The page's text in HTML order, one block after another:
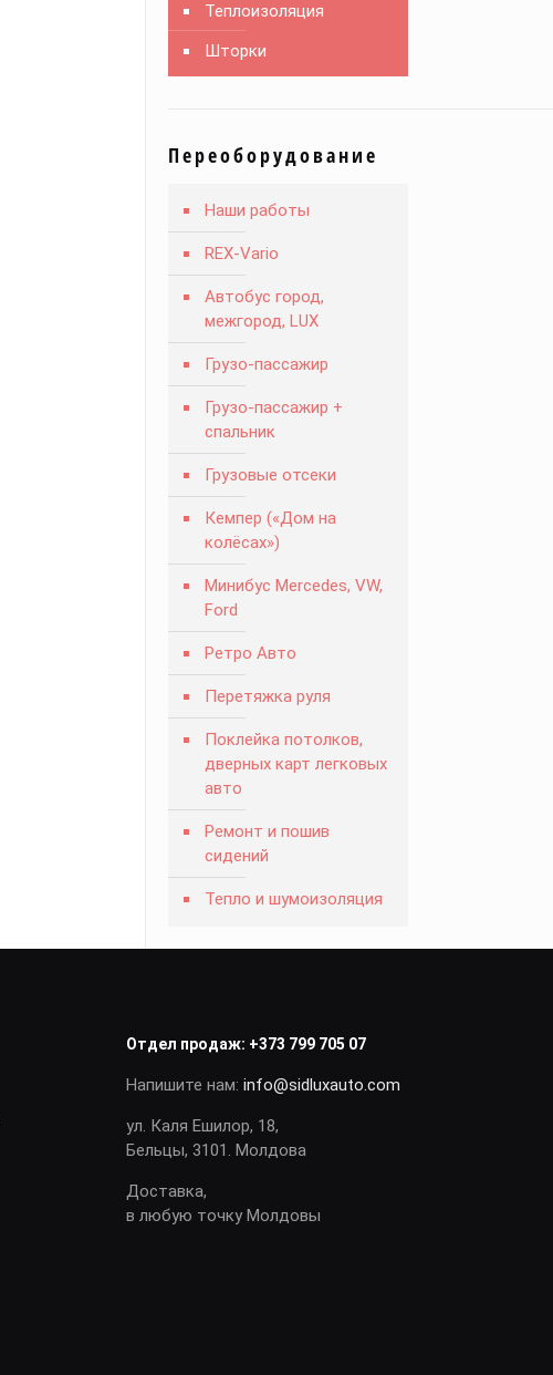
Теплоизоляция
Шторки
Переоборудование
Наши работы
REX-Vario
Автобус город,
межгород, LUX
Грузо-пассажир
Грузо-пассажир +
спальник
Грузовые отсеки
Кемпер («Дом на
колёсах»)
Минибус Mercedes, VW,
Ford
Ретро Авто
Перетяжка руля
Поклейка потолков,
дверных карт легковых
авто
Ремонт и пошив
сидений
Тепло и шумоизоляция
Отдел продаж: +373 799 705 07
Напишите нам:info@sidluxauto.com
ул. Каля Ешилор, 18,
Бельцы, 3101. Молдова
Доставка,
в любую точку Молдовы